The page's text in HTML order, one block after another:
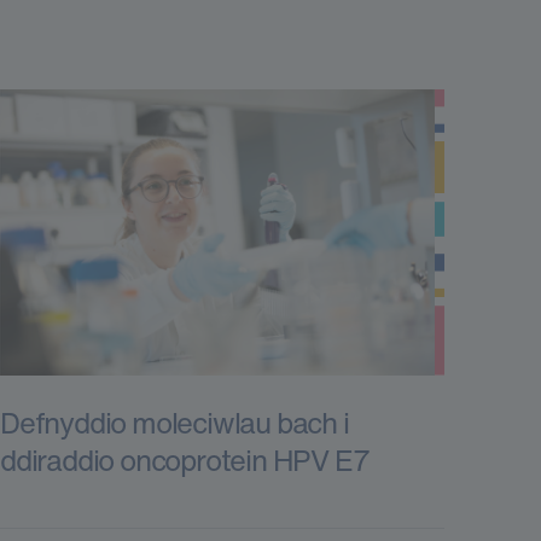
Defnyddio moleciwlau bach i
ddiraddio oncoprotein HPV E7